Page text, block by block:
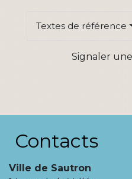
Textes de référence
Signaler
Contacts
Ville de Sautron